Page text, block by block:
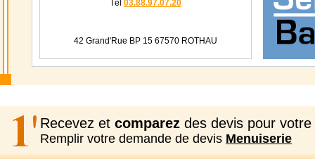
Tél 03.88.97.07.20
42 Grand'Rue BP 15 67570 ROTHAU
Recevez et comparez des devis pour votre
Remplir votre demande de devis Menuiserie